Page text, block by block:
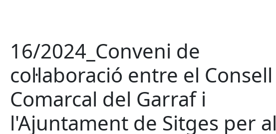
16/2024_Conveni de
col·laboració entre el Consell
Comarcal del Garraf i
l'Ajuntament de Sitges per al